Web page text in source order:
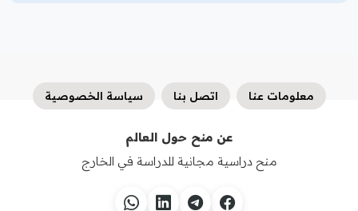
معلومات عنا اتصل بنا سياسة الخصوصية
عن منح حول العالم
منح دراسية مجانية للدراسة في الخارج